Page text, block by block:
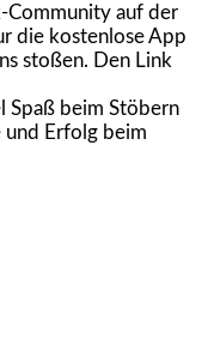
Community auf der
die kostenlose App
stoßen. Den Link
Spaß beim Stöbern
und Erfolg beim